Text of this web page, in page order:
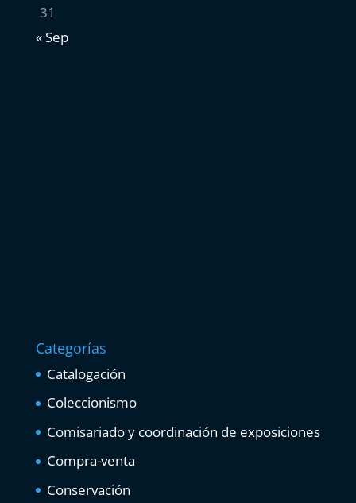
31
« Sep
Categorías
Catalogación
Coleccionismo
Comisariado y coordinación de exposiciones
Compra-venta
Conservación